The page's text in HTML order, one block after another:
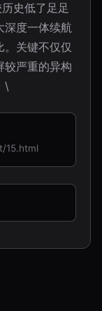
史低了足足
深度一体续航
。关键不仅仅
较严重的异构
\
15.html